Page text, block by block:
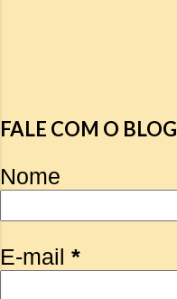
FALE COM O BLOG
Nome
E-mail *